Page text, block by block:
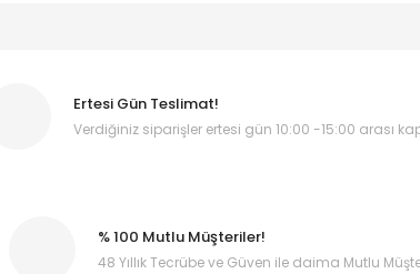
Ertesi Gün Teslimat!
Verdiğiniz siparişler ertesi gün 10:00 -15:00 arası
% 100 Mutlu Müşteriler!
48 Yıllık Tecrübe ve Güven ile daima Mutlu